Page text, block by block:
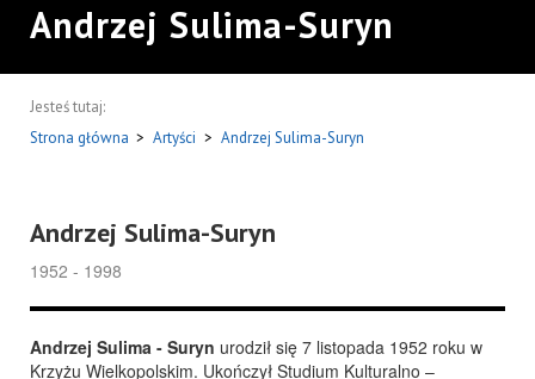
Andrzej Sulima-Suryn
Jesteś tutaj:
Strona główna > Artyści > Andrzej Sulima-Suryn
Andrzej Sulima-Suryn
1952 - 1998
Andrzej Sulima - Suryn urodził się 7 listopada 1952 roku w
Krzyżu Wielkopolskim. Ukończył Studium Kulturalno –